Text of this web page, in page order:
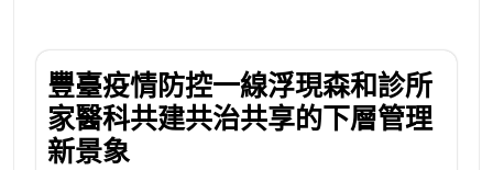
豐臺疫情防控一線浮現森和診所
家醫科共建共治共享的下層管理
新景象